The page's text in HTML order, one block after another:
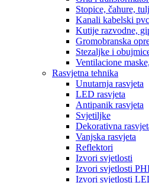
Stopice, čahure,
Kanali kabelski pvc
Kutije razvodne,
Gromobranska
Stezaljke i
Ventilacione
Rasvjetna tehnika
Unutarnja rasvjeta
LED rasvjeta
Antipanik rasvjeta
Svjetiljke
Dekorativna
Vanjska rasvjeta
Reflektori
Izvori svjetlosti
Izvori svjetlosti
Izvori svjetlosti